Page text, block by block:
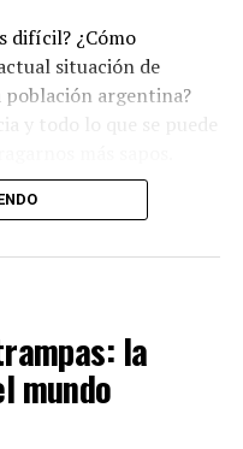
difícil? ¿Cómo
situación de
población argentina?
y todo lo que se puede
.
es libre. Sólo tenés
MU
la
mundo